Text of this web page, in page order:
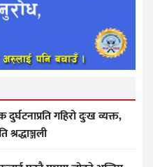
दुर्घटनाप्रति गहिरो दुःख व्यक्त,